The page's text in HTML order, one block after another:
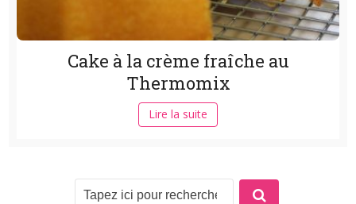
Cake à la crème fraîche au
Thermomix
Lire la suite